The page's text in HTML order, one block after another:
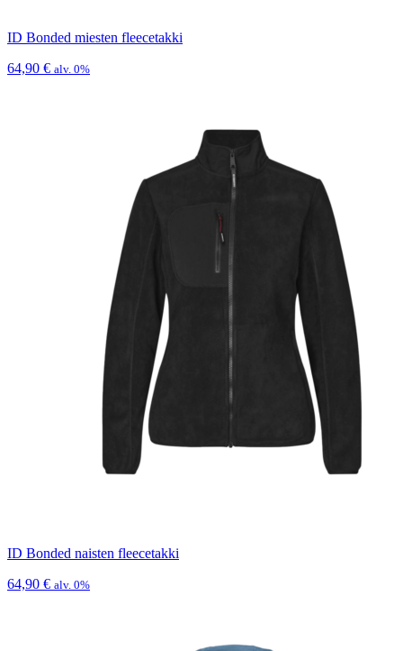
ID Bonded miesten fleecetakki
64,90 € alv. 0%
ID Bonded naisten fleecetakki
64,90 € alv. 0%